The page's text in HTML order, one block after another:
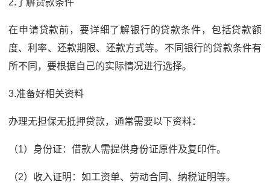
在申请贷款前，要详细了解银行的贷款条件，包括贷款额
度、利率、还款期限、还款方式等。不同银行的贷款条件有
所不同，要根据自己的实际情况进行选择。
3.准备好相关资料
办理无担保无抵押贷款，通常需要以下资料：
（1）身份证：借款人需提供身份证原件及复印件。
（2）收入证明：如工资单、劳动合同、纳税证明等。